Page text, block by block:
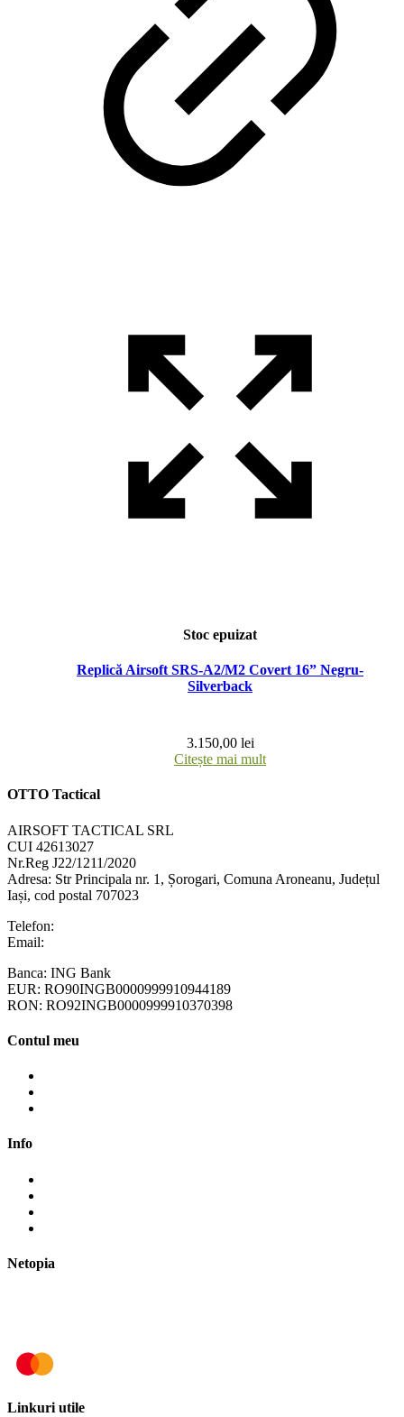
Stoc epuizat
Replică Airsoft SRS-A2/M2 Covert 16” Negru-
Silverback
3.150,00 lei
Citește mai mult
OTTO Tactical
AIRSOFT TACTICAL SRL
CUI 42613027
Nr.Reg J22/1211/2020
Adresa: Str Principala nr. 1 , Șorogari, Comuna Aroneanu, Județul
Iași, cod postal 707023
Telefon:
Email:
Banca: ING Bank
EUR: RO90INGB0000999910944189
RON: RO92INGB0000999910370398
Contul meu
Info
Netopia
Linkuri utile